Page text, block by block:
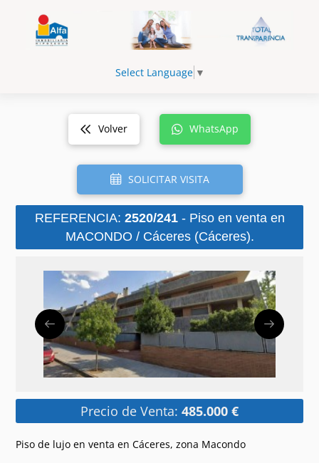
Select Language ▼
Volver WhatsApp
SOLICITAR VISITA
REFERENCIA: 2520/241- Piso en venta en
MACONDO / Cáceres (Cáceres).
Precio de Venta: 485.000 €
Piso de lujo en venta en Cáceres, zona Macondo